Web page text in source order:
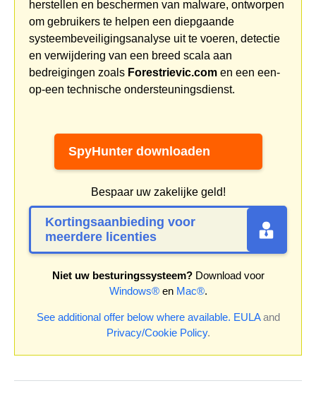
herstellen en beschermen van malware, ontworpen
om gebruikers te helpen een diepgaande
systeembeveiligingsanalyse uit te voeren, detectie
en verwijdering van een breed scala aan
bedreigingen zoals Forestrievic.com en een een-
op-een technische ondersteuningsdienst.
SpyHunter downloaden
Bespaar uw zakelijke geld!
Kortingsaanbieding voor
meerdere licenties
Niet uw besturingssysteem?Download voor
Windows®en Mac®.
See additional offer below where available. EULAand
Privacy/Cookie Policy.